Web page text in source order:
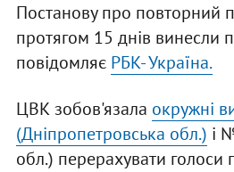
Постанову про повторний
протягом 15 днів винесли
повідомляє РБК- Україна.
ЦВК зобов'язала окружні
(Дніпропетровська обл.) і
обл.) перерахувати голоси